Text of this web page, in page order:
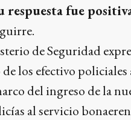
respuesta fue
de Seguridad
los efectivo
del ingreso de la
al servicio